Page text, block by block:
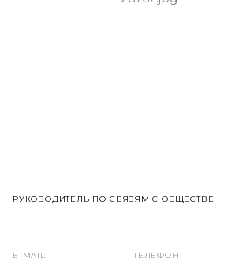
РУКОВОДИТЕЛЬ ПО СВЯЗЯМ С
E-MAIL ТЕЛЕФОН